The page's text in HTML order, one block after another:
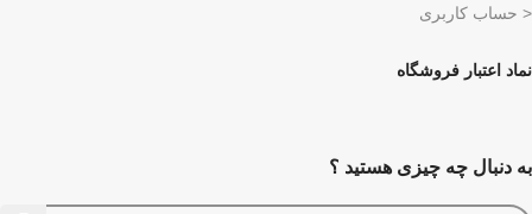
< حساب کاربری
نماد اعتبار فروشگاه
به دنبال چه چیزی هستید ؟